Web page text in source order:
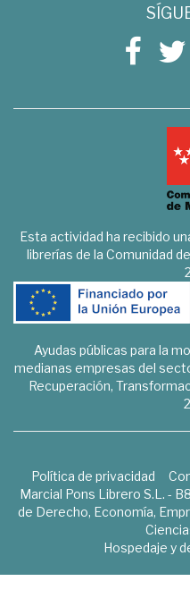
Esta actividad ha recibido
librerías de la Comunidad
Ayudas públicas para la
medianas empresas del
Recuperación,
Política de privacidad
Marcial Pons Librero S.L. -
de Derecho, Economía,
Hospedaje y